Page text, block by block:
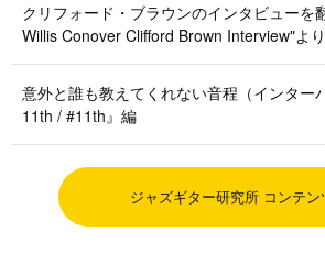
クリフォード・ブラウンのインタビューを
Willis Conover Clifford Brown Interview"より
意外と誰も教えてくれない音程（インター
11th / #11th』編
ジャズギター研究所 コンテン